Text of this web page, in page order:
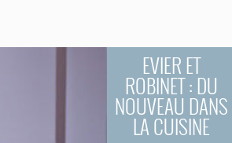
EVIER ET
ROBINET : DU
NOUVEAU DANS
LA CUISINE